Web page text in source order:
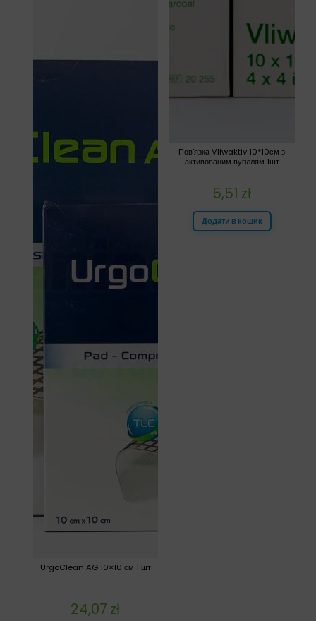
Пов’язка Vliwaktiv 10*10см з
активованим вугіллям 1шт
5,51 zł
Додати в кошик
UrgoClean AG 10×10 см 1 шт
24,07 zł